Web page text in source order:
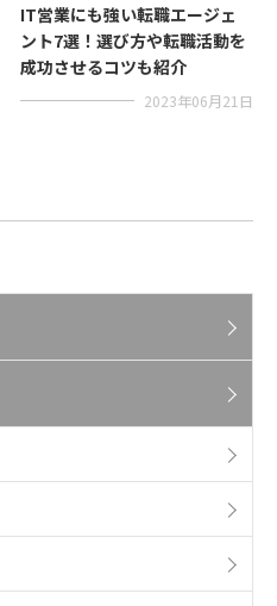
IT営業にも強い転職エージェ
ント7選！選び方や転職活動を
成功させるコツも紹介
2023年06月21日